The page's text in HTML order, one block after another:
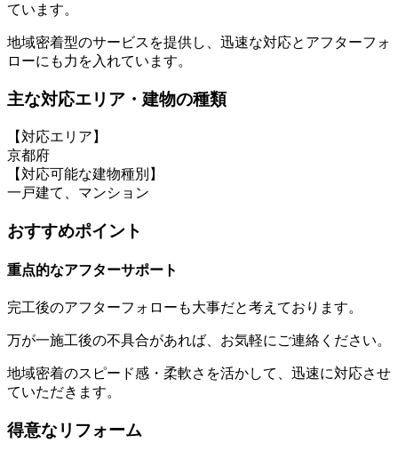
ています。
地域密着型のサービスを提供し、迅速な対応とアフターフォ
ローにも力を入れています。
主な対応エリア・建物の種類
【対応エリア】
京都府
【対応可能な建物種別】
一戸建て、マンション
おすすめポイント
重点的なアフターサポート
完工後のアフターフォローも大事だと考えております。
万が一施工後の不具合があれば、お気軽にご連絡ください。
地域密着のスピード感・柔軟さを活かして、迅速に対応させ
ていただきます。
得意なリフォーム